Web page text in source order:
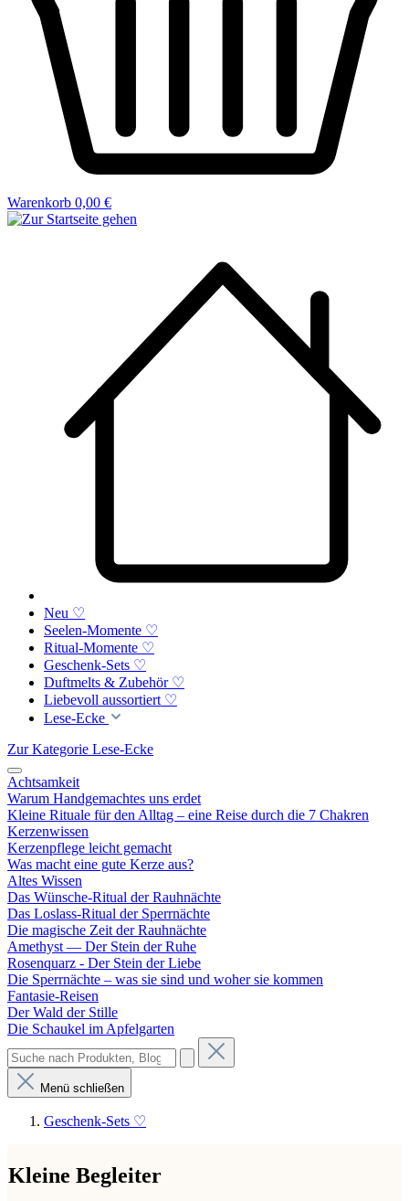
Warenkorb 0,00 €
Neu ♡
Seelen-Momente ♡
Ritual-Momente ♡
Geschenk-Sets ♡
Duftmelts & Zubehör ♡
Liebevoll aussortiert ♡
Lese-Ecke
Zur Kategorie Lese-Ecke
Achtsamkeit
Warum Handgemachtes uns erdet
Kleine Rituale für den Alltag – eine Reise durch die 7 Chakren
Kerzenwissen
Kerzenpflege leicht gemacht
Was macht eine gute Kerze aus?
Altes Wissen
Das Wünsche-Ritual der Rauhnächte
Das Loslass-Ritual der Sperrnächte
Die magische Zeit der Rauhnächte
Amethyst — Der Stein der Ruhe
Rosenquarz - Der Stein der Liebe
Die Sperrnächte – was sie sind und woher sie kommen
Fantasie-Reisen
Der Wald der Stille
Die Schaukel im Apfelgarten
Menü schließen
Geschenk-Sets ♡
Kleine Begleiter